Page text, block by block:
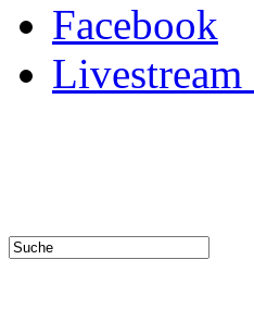
Facebook
Livestream